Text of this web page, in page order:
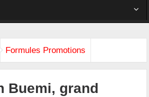
Formules Promotions
Buemi, grand